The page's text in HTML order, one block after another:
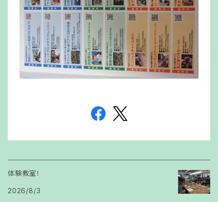
体験教室！
2026/8/3